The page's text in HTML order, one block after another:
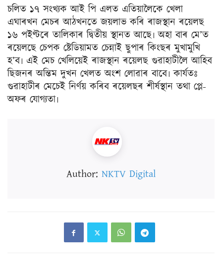
চলিত ১৭ সংখ্যক আই পি এলত এতিয়ালৈকে খেলা
এঘাৰখন মেচৰ আঠখনতে জয়লাভ কৰি ৰাজস্থান ৰয়েলছ
১৬ পইণ্টৰে তালিকাৰ দ্বিতীয় স্থানত আছে৷ অহা বাৰ মে’ত
ৰয়েলছে চেপক ষ্টেডিয়ামত চেন্নাই ছুপাৰ কিংছৰ মুখামুখি
হ’ব৷ এই মেচ খেলিয়েই ৰাজস্থান ৰয়েলছ গুৱাহাটীলৈ আহিব
ছিজনৰ অন্তিম দুখন খেলত অংশ লোৱাৰ বাবে৷ কাৰ্যতঃ
গুৱাহাটীৰ মেচেই নিৰ্ণয় কৰিব ৰয়েলছৰ শীৰ্ষস্থান তথা প্লে-
অফৰ যোগ্যতা৷
Author: NKTV Digital